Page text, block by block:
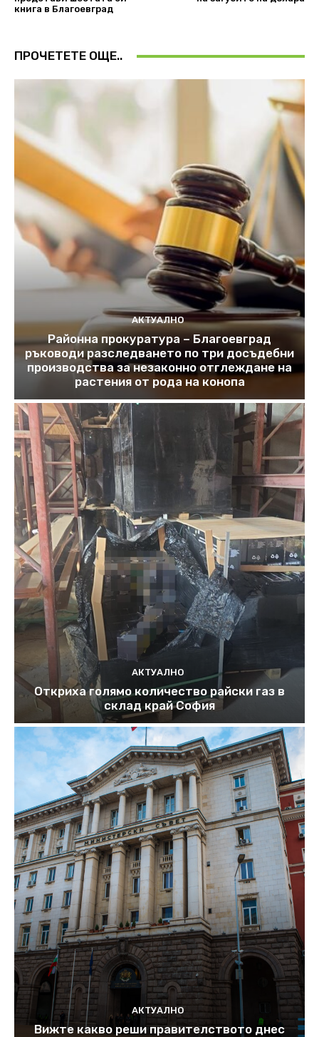
книга в Благоевград
ПРОЧЕТЕТЕ ОЩЕ..
АКТУАЛНО
Районна прокуратура – Благоевград
ръководи разследването по три досъдебни
производства за незаконно отглеждане на
растения от рода на конопа
АКТУАЛНО
Откриха голямо количество райски газ в
склад край София
АКТУАЛНО
Вижте какво реши правителството днес